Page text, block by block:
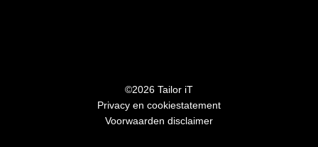
©2026 Tailor iT
Privacy en cookiestatement
Voorwaarden disclaimer